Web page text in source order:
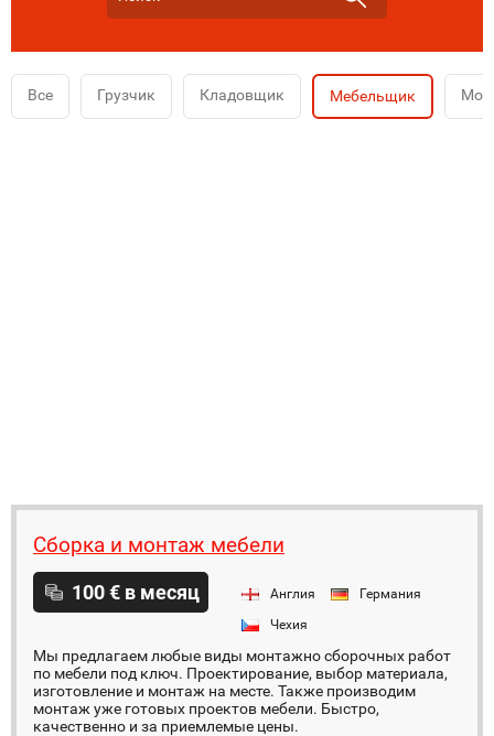
Все Грузчик Кладовщик Мебельщик
Сборка и монтаж мебели
100 € в месяц Англия
Германия
Чехия
Мы предлагаем любые виды монтажно сборочных работ
по мебели под ключ. Проектирование, выбор материала,
изготовление и монтаж на месте. Также производим
монтаж уже готовых проектов мебели. Быстро,
качественно и за приемлемые цены.